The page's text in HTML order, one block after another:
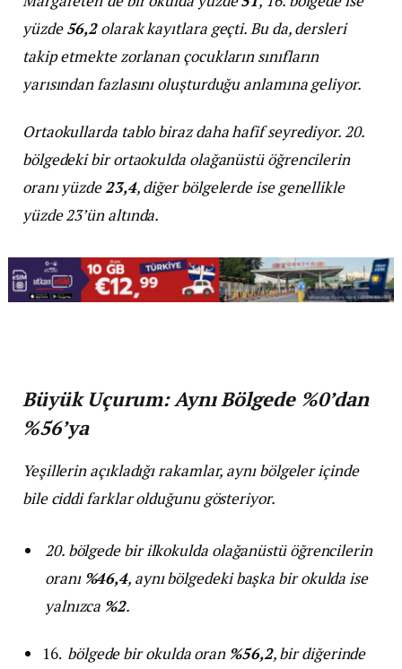
yüzde56,2olarak kayıtlara geçti. Bu da, dersleri
takip etmekte zorlanan çocukların sınıfların
yarısından fazlasını oluşturduğu anlamına geliyor.
Ortaokullarda tablo biraz daha hafif seyrediyor. 20.
bölgedeki bir ortaokulda olağanüstü öğrencilerin
oranı yüzde23,4, diğer bölgelerde ise genellikle
yüzde 23’ün altında.
Büyük Uçurum: Aynı Bölgede %0’dan
%56’ya
Yeşillerin açıkladığı rakamlar, aynı bölgeler içinde
bile ciddi farklar olduğunu gösteriyor.
20. bölgede bir ilkokulda olağanüstü öğrencilerin
oranı %46,4, aynı bölgedeki başka bir okulda ise
yalnızca %2.
bölgede bir okulda oran %56,2, bir diğerinde